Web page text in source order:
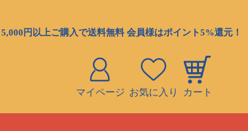
5,000円以上ご購入で送料無料 会員様はポイント5%還元！
マイページ お気に入り カート